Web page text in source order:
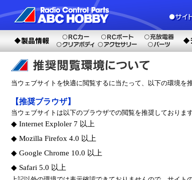
当ウェブサイトを快適に閲覧するに当たって、以下の環境を
【推奨ブラウザ】
当ウェブサイトは以下のブラウザでの閲覧を推奨しております
◆ Internet Exploler 7 以上
◆ Mozilla Firefox 4.0 以上
◆ Google Chrome 10.0 以上
◆ Safari 5.0 以上